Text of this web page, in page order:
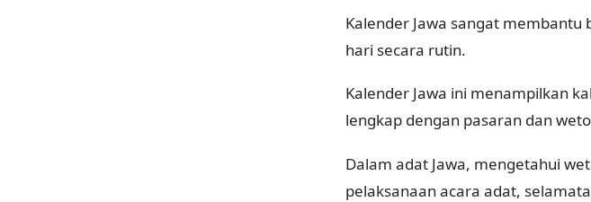
Kalender Jawa sangat
hari secara rutin.
Kalender Jawa ini menampilkan
lengkap dengan pasaran dan
Dalam adat Jawa, mengetahui
pelaksanaan acara adat,